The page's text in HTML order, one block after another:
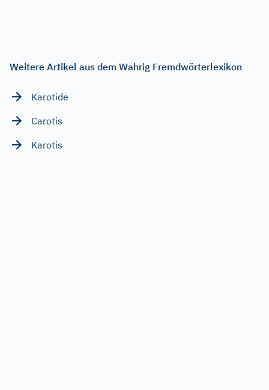
Weitere Artikel aus dem Wahrig Fremdwörterlexikon
Karotide
Carotis
Karotis